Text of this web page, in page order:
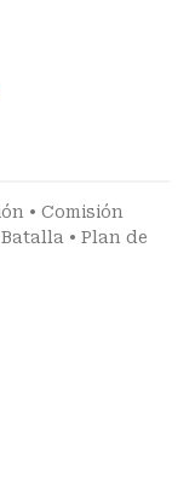
• Comisión
• Plan de